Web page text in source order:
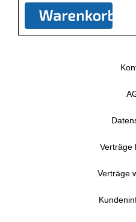
Verträge
Verträge